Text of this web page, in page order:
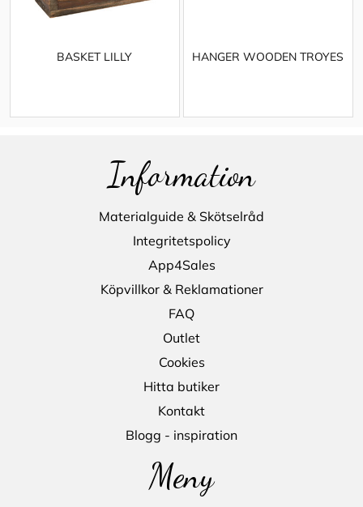
BASKET LILLY HANGER WOODEN TROYES
Information
Materialguide & Skötselråd
Integritetspolicy
App4Sales
Köpvillkor & Reklamationer
FAQ
Outlet
Cookies
Hitta butiker
Kontakt
Blogg - inspiration
Meny